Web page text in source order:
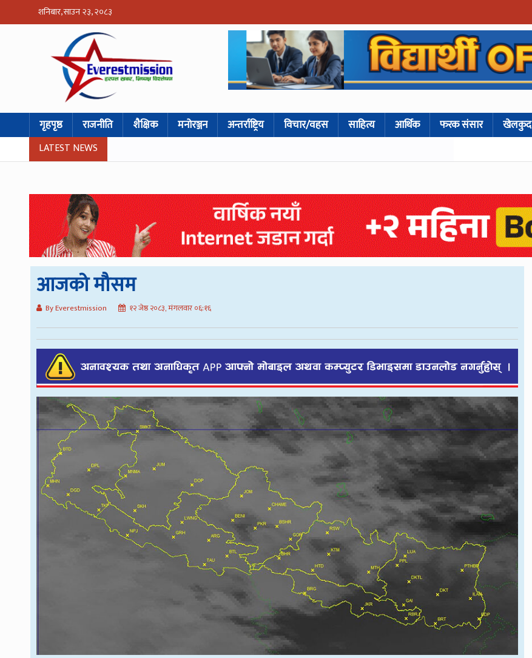
शनिबार, साउन २३, २०८३
गृहपृष्ठ राजनीति शैक्षिक मनोरञ्जन अन्तर्राष्ट्रिय विचार/वहस साहित्य आर्थिक फरक संसार खेलकुद
LATEST NEWS
आजको मौसम
By Everestmission १२ जेष्ठ २०८३, मंगलवार ०६:१६